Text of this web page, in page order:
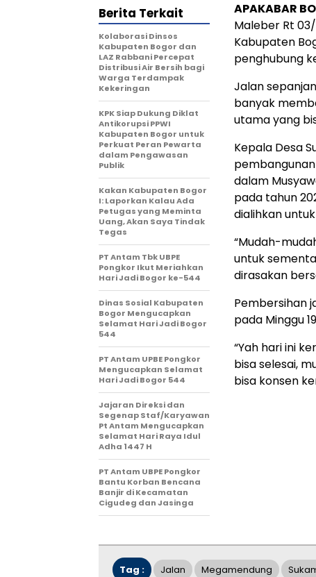
APAKABAR
Maleber Rt
Kabupaten
penghubung
Jalan
banyak
utama yang
Kepala Desa
dalam
pada tahun
dialihkan
“Mudah-
untuk
dirasakan
Pembersihan
pada Minggu
“Yah hari ini
bisa selesai,
bisa konsen
Berita Terkait
Kolaborasi Dinsos
Kabupaten Bogor dan
LAZ Rabbani Percepat
Distribusi Air Bersih bagi
Warga Terdampak
Kekeringan
KPK Siap Dukung Diklat
Antikorupsi PPWI
Kabupaten Bogor untuk
Perkuat Peran Pewarta
dalam Pengawasan
Publik
Kakan Kabupaten Bogor
I: Laporkan Kalau Ada
Petugas yang Meminta
Uang, Akan Saya Tindak
Tegas
PT Antam Tbk UBPE
Pongkor Ikut Meriahkan
Hari Jadi Bogor ke-544
Dinas Sosial Kabupaten
Bogor Mengucapkan
Selamat Hari Jadi Bogor
544
PT Antam UPBE Pongkor
Mengucapkan Selamat
Hari Jadi Bogor 544
Jajaran Direksi dan
Segenap Staf/Karyawan
Pt Antam Mengucapkan
Selamat Hari Raya Idul
Adha 1447 H
PT Antam UBPE Pongkor
Bantu Korban Bencana
Banjir di Kecamatan
Cigudeg dan Jasinga
Tag : Jalan Megamendung